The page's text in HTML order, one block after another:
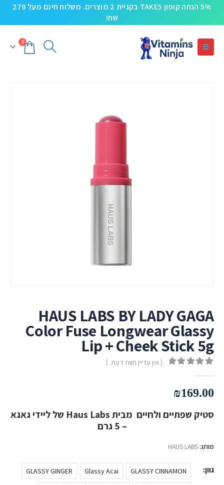
5% הנחה קופון TAKE5 בקניית 2 מוצרים. משלוח חינם מעל 279
שח!
0
HAUS LABS BY LADY GAGA
Color Fuse Longwear Glassy
Lip + Cheek Stick 5g
( אין עדיין חוות דעת. )
₪169.00
סטיק שפתיים ולחיים מבית Haus Labs של ליידי גאגא
– 5 גרם
מותג:HAUS LABS
גוון GLASSY CINNAMON
Glassy Acai
GLASSY GINGER